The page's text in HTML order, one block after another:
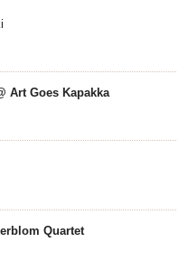
Art Goes Kapakka
Quartet